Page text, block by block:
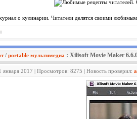
о кулинарии. Читатели делятся своими
/ portable мультимедиа : Xilisoft Movie Maker
января 2017 | Просмотров: 8275 | Новость проверил: